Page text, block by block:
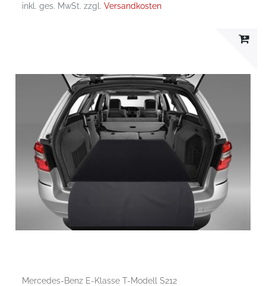
inkl. ges. MwSt. zzgl.Versandkosten
Mercedes-Benz E-Klasse T-Modell S212